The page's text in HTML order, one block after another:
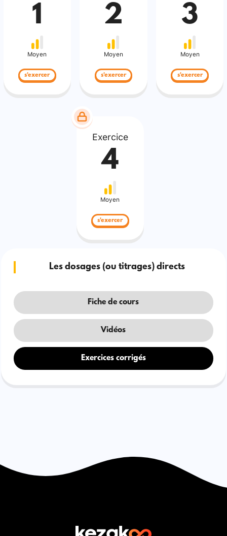
1
Moyen
s'exercer
2
Moyen
s'exercer
3
Moyen
s'exercer
Exercice
4
Moyen
s'exercer
Les dosages (ou titrages) directs
Fiche de cours
Vidéos
Exercices corrigés